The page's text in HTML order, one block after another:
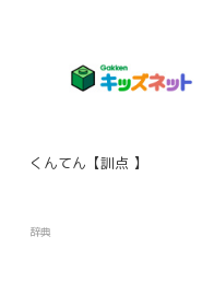
くんてん【訓点 】
辞典